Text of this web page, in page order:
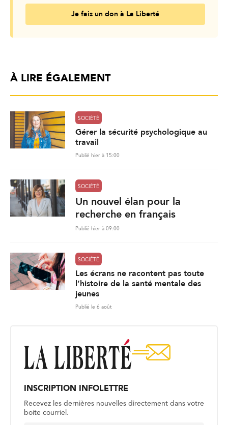
Je fais un don à La Liberté
À LIRE ÉGALEMENT
SOCIÉTÉ
Gérer la sécurité psychologique au
travail
Publié hier à 15:00
SOCIÉTÉ
Un nouvel élan pour la
recherche en français
Publié hier à 09:00
SOCIÉTÉ
Les écrans ne racontent pas toute
l’histoire de la santé mentale des
jeunes
Publié le 6 août
INSCRIPTION INFOLETTRE
Recevez les dernières nouvelles directement dans votre
boite courriel.